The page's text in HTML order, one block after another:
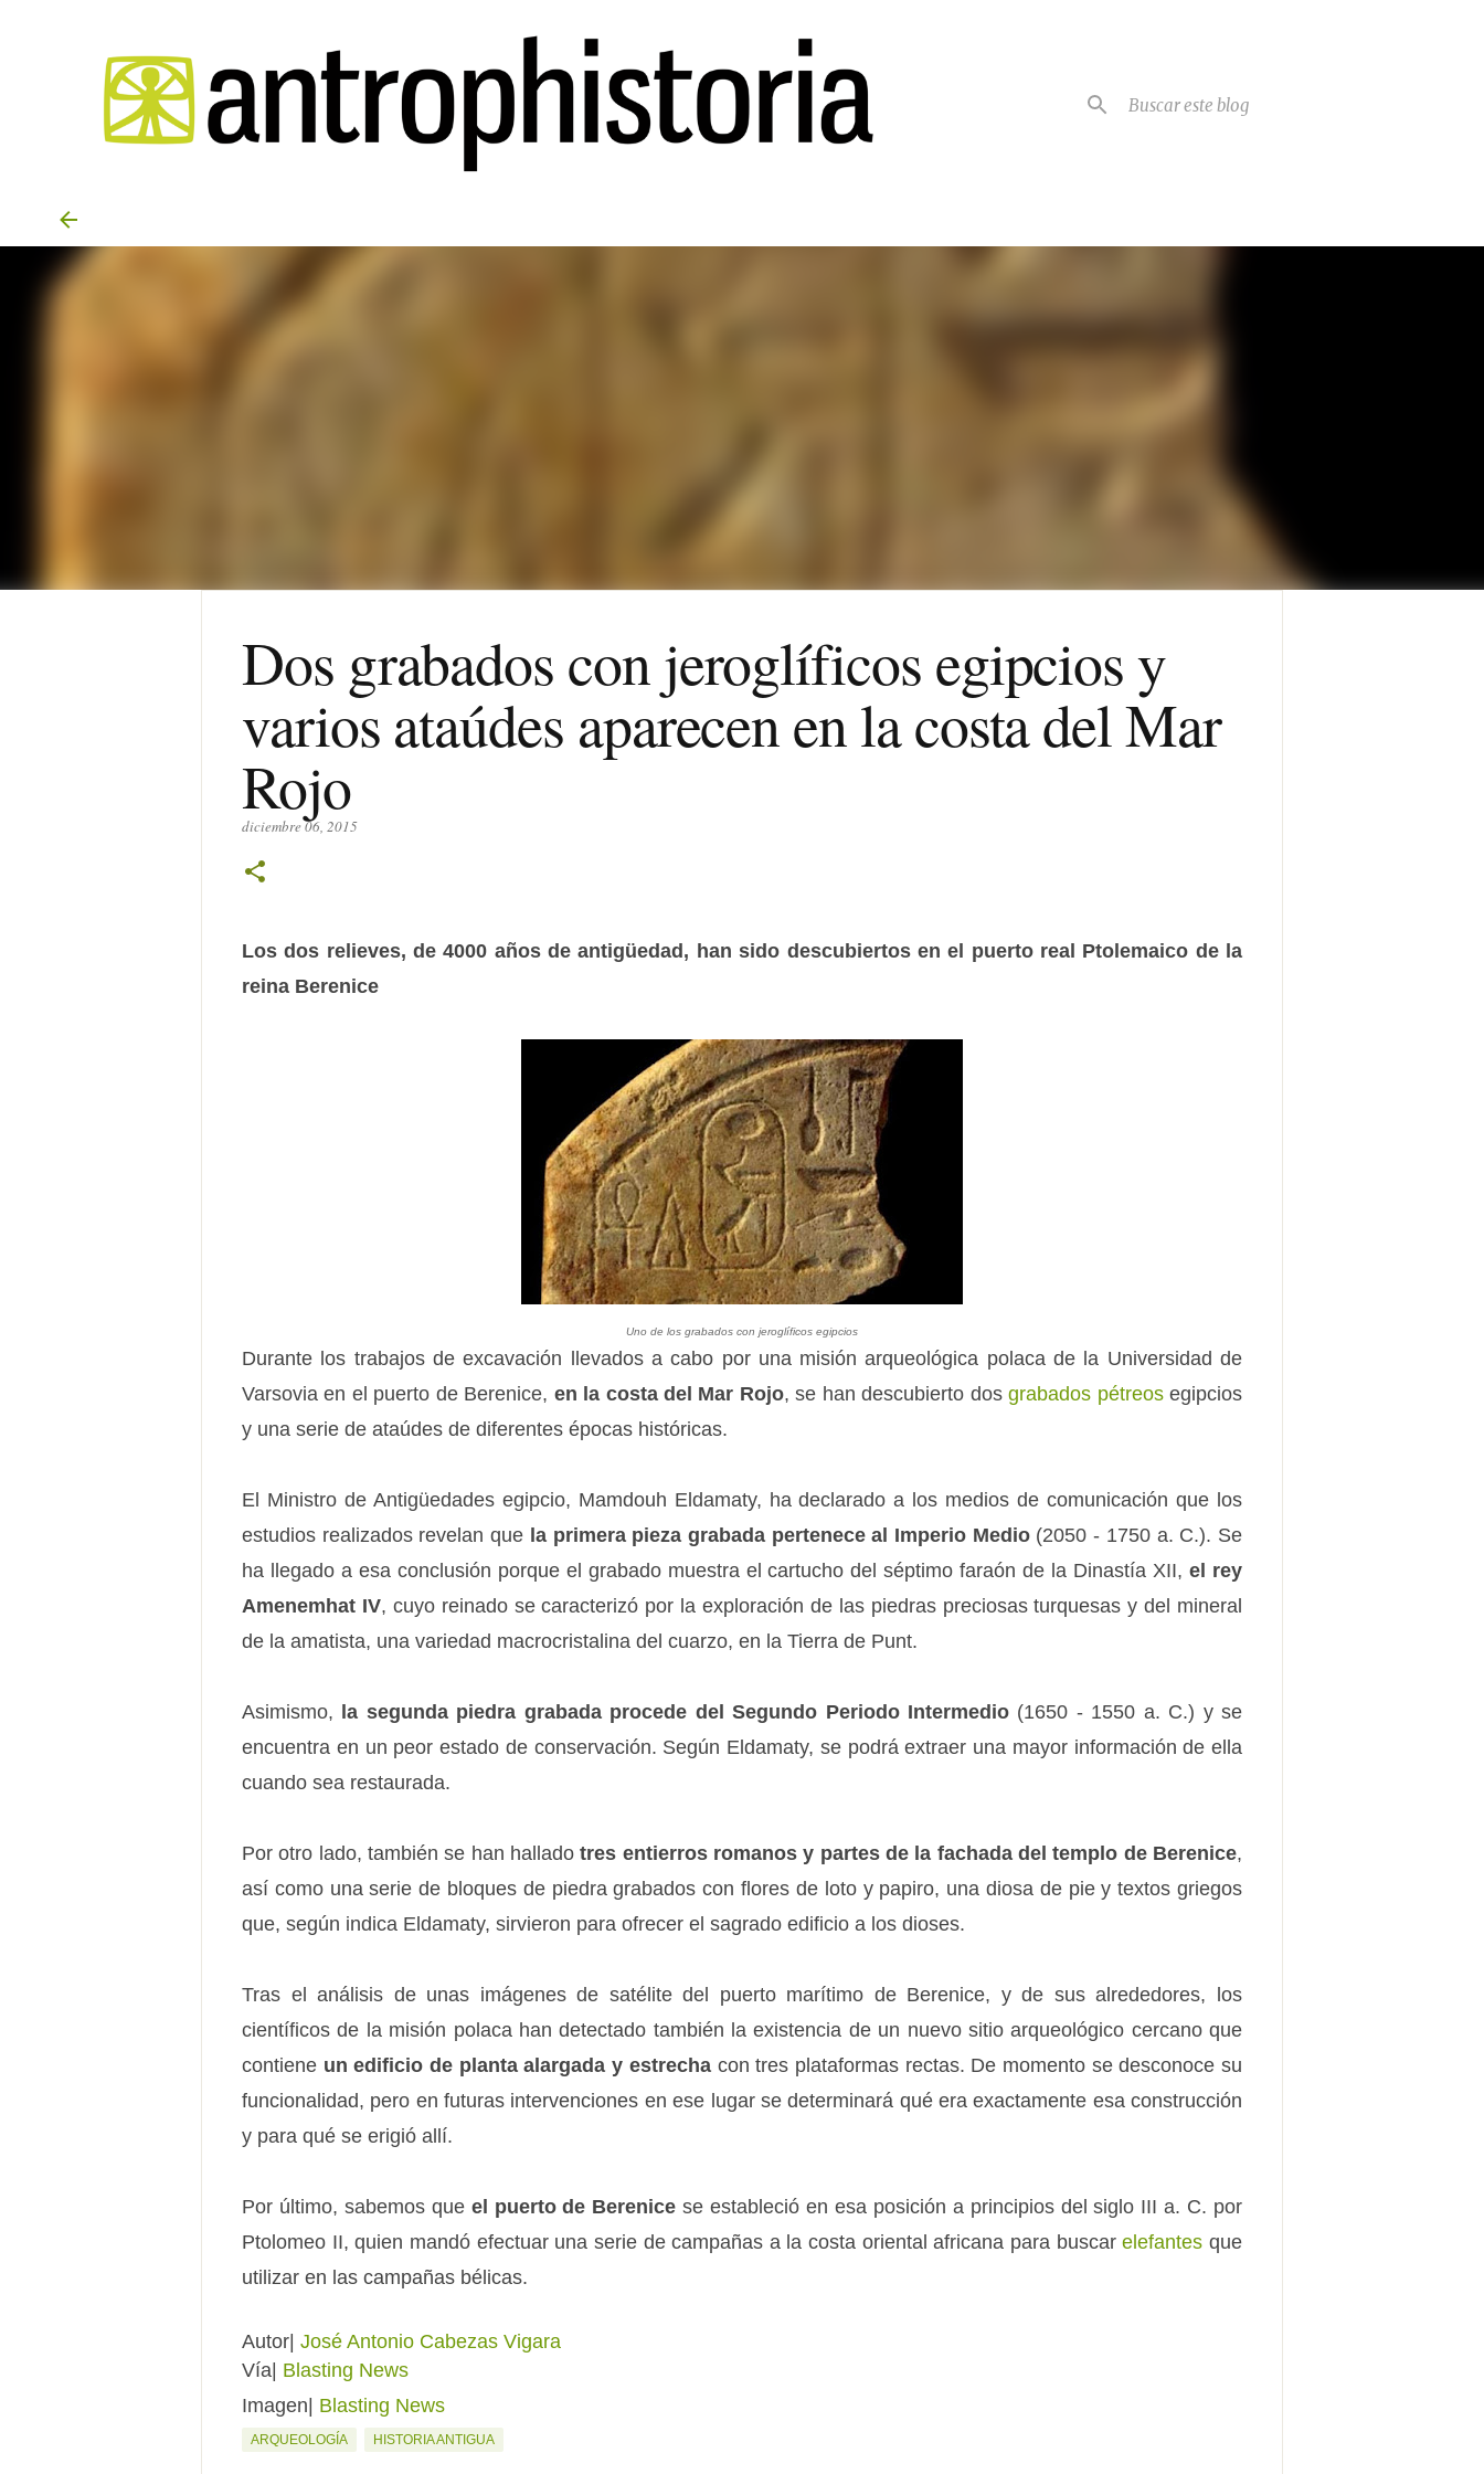
Dos grabados con jeroglíficos egipcios y
varios ataúdes aparecen en la costa del Mar
Rojo
diciembre 06, 2015
Los dos relieves, de 4000 años de antigüedad, han sido descubiertos en el puerto real Ptolemaico de la
reina Berenice
Uno de los grabados con jeroglíficos egipcios
Durante los trabajos de excavación llevados a cabo por una misión arqueológica polaca de la Universidad de
Varsovia en el puerto de Berenice, en la costa del Mar Rojo, se han descubierto dosgrabados pétreosegipcios
y una serie de ataúdes de diferentes épocas históricas.
El Ministro de Antigüedades egipcio, Mamdouh Eldamaty, ha declarado a los medios de comunicación que los
estudios realizados revelan que la primera pieza grabada pertenece al Imperio Medio(2050 - 1750 a. C.). Se
ha llegado a esa conclusión porque el grabado muestra el cartucho del séptimo faraón de la Dinastía XII,el rey
Amenemhat IV, cuyo reinado se caracterizó por la exploración de las piedras preciosas turquesas y del mineral
de la amatista, una variedad macrocristalina del cuarzo, en la Tierra de Punt.
Asimismo, la segunda piedra grabada procede del Segundo Periodo Intermedio(1650 - 1550 a. C.) y se
encuentra en un peor estado de conservación. Según Eldamaty, se podrá extraer una mayor información de ella
cuando sea restaurada.
Por otro lado, también se han halladotres entierros romanos y partes de la fachada del templo de Berenice,
así como una serie de bloques de piedra grabados con flores de loto y papiro, una diosa de pie y textos griegos
que, según indica Eldamaty, sirvieron para ofrecer el sagrado edificio a los dioses.
Tras el análisis de unas imágenes de satélite del puerto marítimo de Berenice, y de sus alrededores, los
científicos de la misión polaca han detectado también la existencia de un nuevo sitio arqueológico cercano que
contiene un edificio de planta alargada y estrechacon tres plataformas rectas. De momento se desconoce su
funcionalidad, pero en futuras intervenciones en ese lugar se determinará qué era exactamente esa construcción
y para qué se erigió allí.
Por último, sabemos que el puerto de Berenice se estableció en esa posición a principios del siglo III a. C. por
Ptolomeo II, quien mandó efectuar una serie de campañas a la costa oriental africana para buscarelefantes que
utilizar en las campañas bélicas.
Autor| José Antonio Cabezas Vigara
Vía| Blasting News
Imagen| Blasting News
ARQUEOLOGÍA HISTORIA ANTIGUA